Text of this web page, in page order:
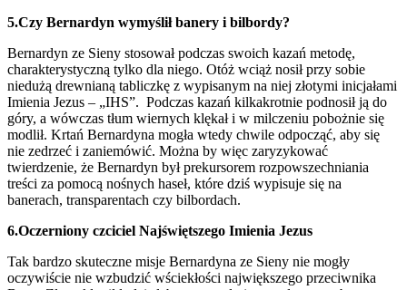
5.Czy Bernardyn wymyślił banery i bilbordy?
Bernardyn ze Sieny stosował podczas swoich kazań metodę,
charakterystyczną tylko dla niego. Otóż wciąż nosił przy sobie
niedużą drewnianą tabliczkę z wypisanym na niej złotymi inicjałami
Imienia Jezus – „IHS”. Podczas kazań kilkakrotnie podnosił ją do
góry, a wówczas tłum wiernych klękał i w milczeniu pobożnie się
modlił. Krtań Bernardyna mogła wtedy chwile odpocząć, aby się
nie zedrzeć i zaniemówić. Można by więc zaryzykować
twierdzenie, że Bernardyn był prekursorem rozpowszechniania
treści za pomocą nośnych haseł, które dziś wypisuje się na
banerach, transparentach czy bilbordach.
6.Oczerniony czciciel Najświętszego Imienia Jezus
Tak bardzo skuteczne misje Bernardyna ze Sieny nie mogły
oczywiście nie wzbudzić wściekłości największego przeciwnika